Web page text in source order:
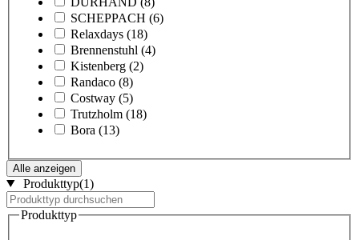
SCHEPPACH (6)
Relaxdays (18)
Brennenstuhl (4)
Kistenberg (2)
Randaco (8)
Costway (5)
Trutzholm (18)
Bora (13)
Alle anzeigen
Produkttyp(1)
Produkttyp